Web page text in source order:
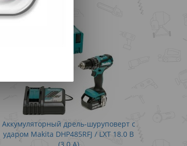
с
В
Аккумуляторный шуруповерт с
ударом Makita DTD152RME / LXT 18.0